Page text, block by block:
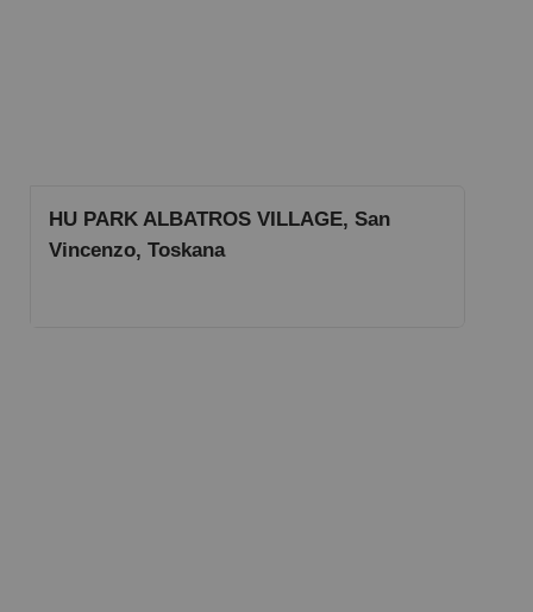
HU PARK ALBATROS VILLAGE, San
Vincenzo, Toskana